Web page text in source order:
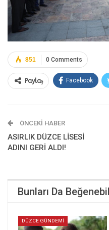
0 Comments
851
Paylaş Facebook
ÖNCEKI HABER
ASIRLIK DÜZCE LİSESİ
ADINI GERİ ALDI!
Bunları Da
DÜZCE GÜNDEMİ